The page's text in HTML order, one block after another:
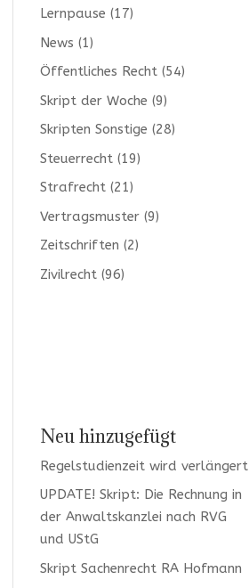
Lernpause (17)
News (1)
Öffentliches Recht(54)
Skript der Woche (9)
Skripten Sonstige (28)
Steuerrecht(19)
Strafrecht(21)
Vertragsmuster(9)
Zeitschriften (2)
Zivilrecht(96)
Neu hinzugefügt
Regelstudienzeit wird verlängert
UPDATE! Skript: Die Rechnung in
der Anwaltskanzlei nach RVG
und UStG
Skript Sachenrecht RA Hofmann